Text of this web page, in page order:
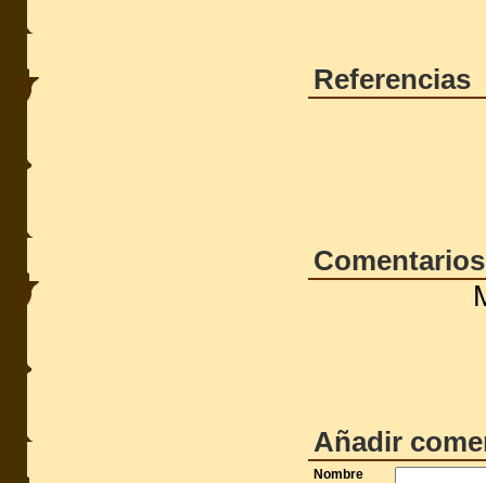
Referencias
Comentarios
Añadir
Nombre